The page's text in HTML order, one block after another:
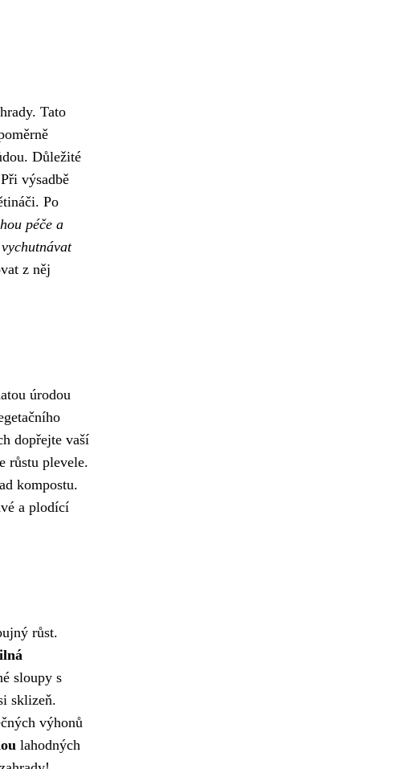
Tato
Důležité
výsadbě
Po
péče a
z něj
úrodou
dopřejte vaší
růstu plevele.
kompostu.
a plodící
růst.
sloupy s
sklizeň.
výhonů
lahodných